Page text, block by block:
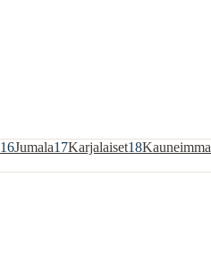
16Jumala17Karjalaiset18